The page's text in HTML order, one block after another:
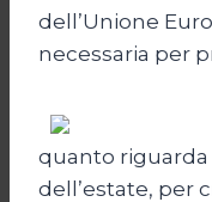
dell’Unione
necessaria per
quanto riguarda
dell’estate, per